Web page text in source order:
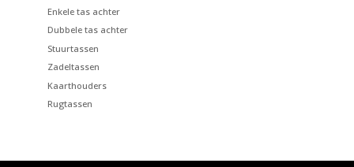
Enkele tas achter
Dubbele tas achter
Stuurtassen
Zadeltassen
Kaarthouders
Rugtassen